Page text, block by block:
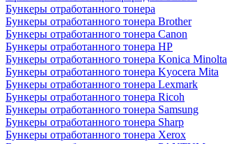
Бункеры отработанного тонера
Бункеры отработанного тонера Brother
Бункеры отработанного тонера Canon
Бункеры отработанного тонера HP
Бункеры отработанного тонера Konica Minolta
Бункеры отработанного тонера Kyocera Mita
Бункеры отработанного тонера Lexmark
Бункеры отработанного тонера Ricoh
Бункеры отработанного тонера Samsung
Бункеры отработанного тонера Sharp
Бункеры отработанного тонера Xerox